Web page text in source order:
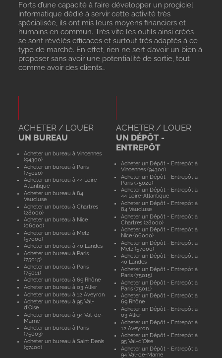
Forts d’une capacité à faire développer un progiciel
informatique dédié à servir cette activité très
spécialisée, ils ont mis leurs moyens financiers et
humains en commun. Très vite les outils ainsi créés
se sont révélés efficaces et surtout très adaptés à ce
type de marché. En effet, rien ne sert d’avoir un bien à
proposer sans avoir une potentialité de sortie, tout
comme avoir des clients…
ACHETER / LOUER
UN BUREAU
Acheter un bureau à Vincennes
(94300)
Acheter un bureau à Paris
(75020)
Acheter un bureau à 44 Loire-
Atlantique
Acheter un bureau à 84
Vaucluse
Acheter un bureau à Chartres
(28000)
Acheter un bureau à Nice
(06000)
Acheter un bureau à Metz
(57000)
Acheter un bureau à 40 Landes
Acheter un bureau à Paris
(75015)
Acheter un bureau à Paris
(75011)
Acheter un bureau à 69 Rhône
Acheter un bureau à 03 Allier
Acheter un bureau à 12 Aveyron
Acheter un bureau à 95 Val-
d'Oise
Acheter un bureau à 94 Val-de-
Marne
Acheter un bureau à Paris
(75003)
Acheter un bureau à Saint Denis
(97400)
ACHETER / LOUER
UN DÉPÔT -
ENTREPÔT
Acheter un Dépôt - Entrepôt à
Vincennes (94300)
Acheter un Dépôt - Entrepôt à
Paris (75020)
Acheter un Dépôt - Entrepôt à
44 Loire-Atlantique
Acheter un Dépôt - Entrepôt à
84 Vaucluse
Acheter un Dépôt - Entrepôt à
Chartres (28000)
Acheter un Dépôt - Entrepôt à
Nice (06000)
Acheter un Dépôt - Entrepôt à
Metz (57000)
Acheter un Dépôt - Entrepôt à
40 Landes
Acheter un Dépôt - Entrepôt à
Paris (75015)
Acheter un Dépôt - Entrepôt à
Paris (75011)
Acheter un Dépôt - Entrepôt à
69 Rhône
Acheter un Dépôt - Entrepôt à
03 Allier
Acheter un Dépôt - Entrepôt à
12 Aveyron
Acheter un Dépôt - Entrepôt à
95 Val-d'Oise
Acheter un Dépôt - Entrepôt à
94 Val-de-Marne